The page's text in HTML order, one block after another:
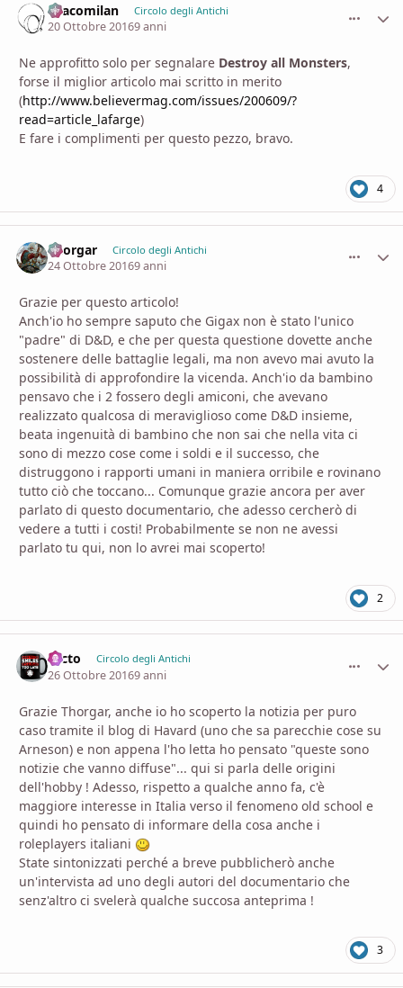
Dracomilan Circolo degli Antichi
20 Ottobre 20169 anni
Ne approfitto solo per segnalare Destroy all Monsters,
forse il miglior articolo mai scritto in merito
(http://www.believermag.com/issues/200609/?
read=article_lafarge)
E fare i complimenti per questo pezzo, bravo.
4
Thorgar Circolo degli Antichi
24 Ottobre 20169 anni
Grazie per questo articolo!
Anch'io ho sempre saputo che Gigax non è stato l'unico
"padre" di D&D, e che per questa questione dovette anche
sostenere delle battaglie legali, ma non avevo mai avuto la
possibilità di approfondire la vicenda. Anch'io da bambino
pensavo che i 2 fossero degli amiconi, che avevano
realizzato qualcosa di meraviglioso come D&D insieme,
beata ingenuità di bambino che non sai che nella vita ci
sono di mezzo cose come i soldi e il successo, che
distruggono i rapporti umani in maniera orribile e rovinano
tutto ciò che toccano... Comunque grazie ancora per aver
parlato di questo documentario, che adesso cercherò di
vedere a tutti i costi! Probabilmente se non ne avessi
parlato tu qui, non lo avrei mai scoperto!
2
Nicto Circolo degli Antichi
26 Ottobre 20169 anni
Grazie Thorgar, anche io ho scoperto la notizia per puro
caso tramite il blog di Havard (uno che sa parecchie cose su
Arneson) e non appena l'ho letta ho pensato "queste sono
notizie che vanno diffuse"... qui si parla delle origini
dell'hobby ! Adesso, rispetto a qualche anno fa, c'è
maggiore interesse in Italia verso il fenomeno old school e
quindi ho pensato di informare della cosa anche i
roleplayers italiani
State sintonizzati perché a breve pubblicherò anche
un'intervista ad uno degli autori del documentario che
senz'altro ci svelerà qualche succosa anteprima !
3